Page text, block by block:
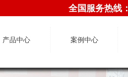
全国服务热线：
产品中心 案例中心